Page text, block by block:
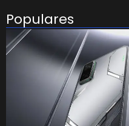
Populares